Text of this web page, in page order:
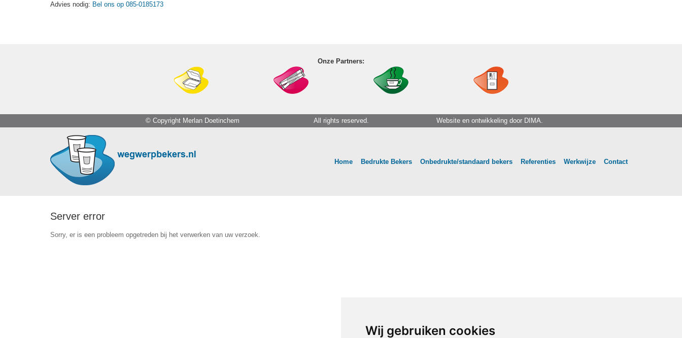
Wij gebruiken cookies
Wij gebruiken cookies
Advies nodig: Bel ons op 085-0185173
Onze Partners:
© Copyright Merlan Doetinchem All rights reserved. Website en ontwikkeling door DIMA.
Home Bedrukte Bekers Onbedrukte/standaard bekers Referenties Werkwijze Contact
Server error
Sorry, er is een probleem opgetreden bij het verwerken van uw verzoek.